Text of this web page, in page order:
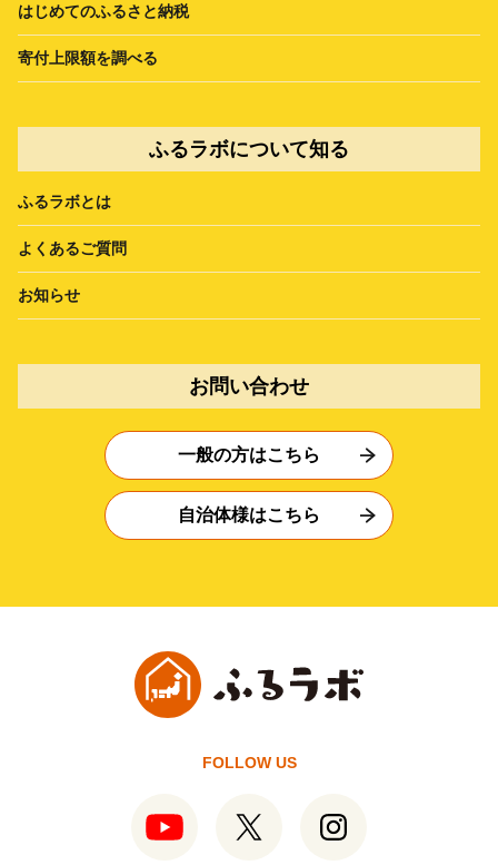
はじめてのふるさと納税
寄付上限額を調べる
ふるラボについて知る
ふるラボとは
よくあるご質問
お知らせ
お問い合わせ
一般の方はこちら
自治体様はこちら
FOLLOW US